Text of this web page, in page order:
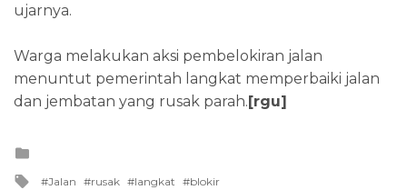
ujarnya.
Warga melakukan aksi pembelokiran jalan
menuntut pemerintah langkat memperbaiki jalan
dan jembatan yang rusak parah. [rgu]
Tagged
Jalan rusak langkat blokir